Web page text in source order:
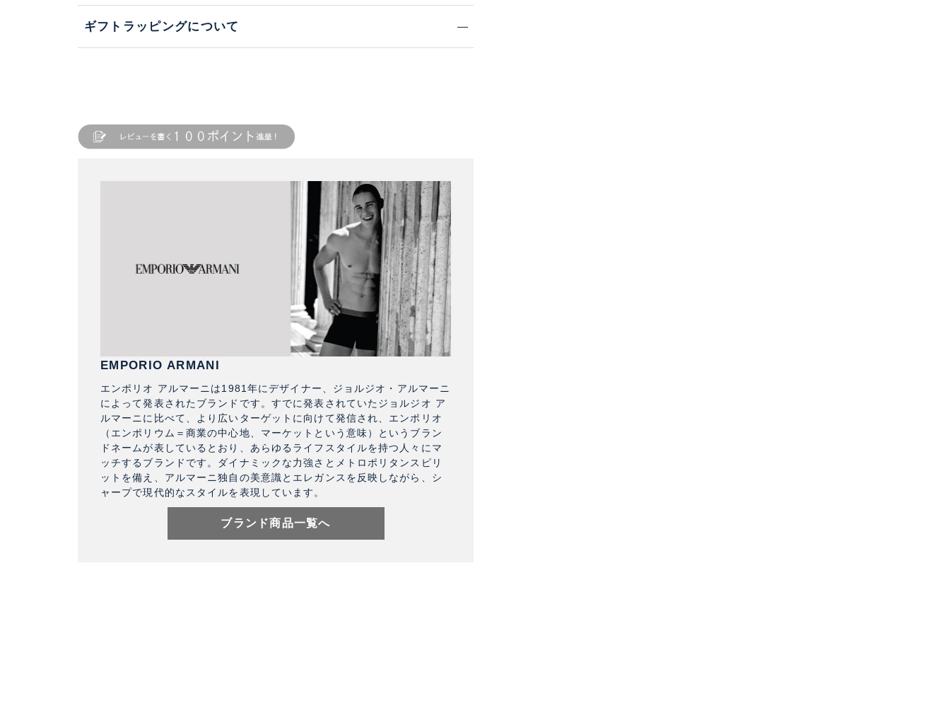
ギフトラッピングについて
EMPORIO ARMANI
エンポリオ アルマーニは1981年にデザイナー、ジョルジオ・アルマーニ
によって発表されたブランドです。すでに発表されていたジョルジオ ア
ルマーニに比べて、より広いターゲットに向けて発信され、エンポリオ
（エンポリウム＝商業の中心地、マーケットという意味）というブラン
ドネームが表しているとおり、あらゆるライフスタイルを持つ人々にマ
ッチするブランドです。ダイナミックな力強さとメトロポリタンスピリ
ットを備え、アルマーニ独自の美意識とエレガンスを反映しながら、シ
ャープで現代的なスタイルを表現しています。
ブランド商品一覧へ